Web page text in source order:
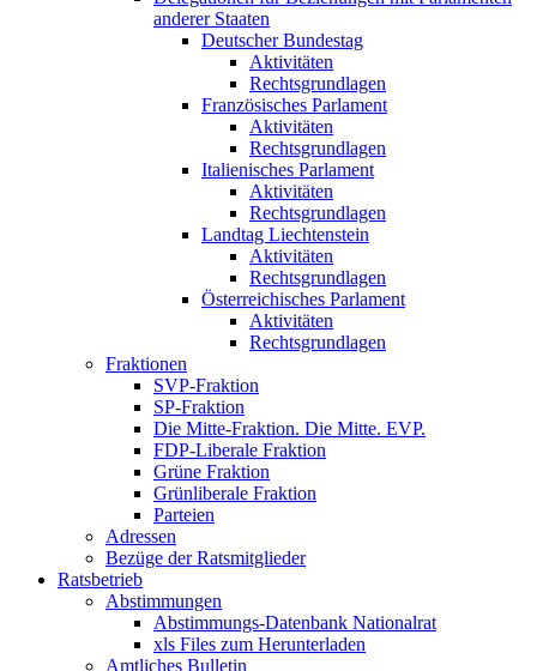
anderer Staaten
Deutscher Bundestag
Aktivitäten
Rechtsgrundlagen
Französisches Parlament
Aktivitäten
Rechtsgrundlagen
Italienisches Parlament
Aktivitäten
Rechtsgrundlagen
Landtag Liechtenstein
Aktivitäten
Rechtsgrundlagen
Österreichisches Parlament
Aktivitäten
Rechtsgrundlagen
Fraktionen
SVP-Fraktion
SP-Fraktion
Die Mitte-Fraktion. Die Mitte. EVP.
FDP-Liberale Fraktion
Grüne Fraktion
Grünliberale Fraktion
Parteien
Adressen
Bezüge der Ratsmitglieder
Ratsbetrieb
Abstimmungen
Abstimmungs-Datenbank Nationalrat
xls Files zum Herunterladen
Amtliches Bulletin